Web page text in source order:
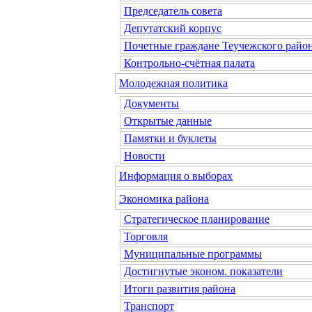
Председатель совета
Депутатский корпус
Почетные граждане Теучежского
Контрольно-счётная палата
Молодежная политика
Документы
Открытые данные
Памятки и буклеты
Новости
Информация о выборах
Экономика района
Стратегическое планирование
Торговля
Муниципальные программы
Достигнутые эконом. показатели
Итоги развития района
Транспорт